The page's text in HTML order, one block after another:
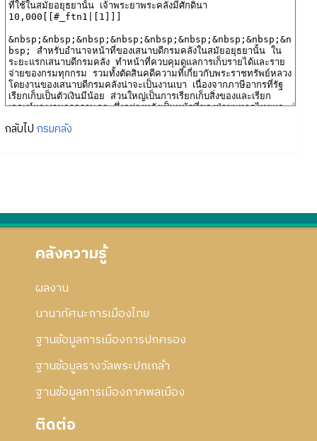
กลับไป กรมคลัง
คลังความรู้
ผลงาน
นานาทัศนะการเมืองไทย
ฐานข้อมูลการเมืองการปกครอง
ฐานข้อมูลรางวัลพระปกเกล้า
ฐานข้อมูลการเมืองภาคพลเมือง
ติดต่อ